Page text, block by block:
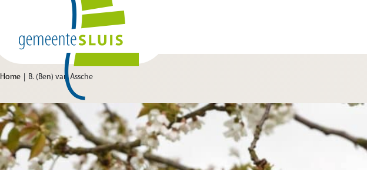
Ga naar de inhoud
Home van Gemeente Sluis
Home B. (Ben) van Assche